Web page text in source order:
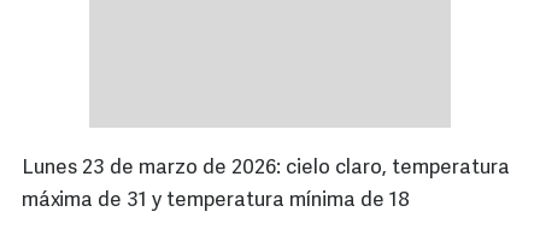
Lunes 23 de marzo de 2026: cielo claro, temperatura
máxima de 31 y temperatura mínima de 18